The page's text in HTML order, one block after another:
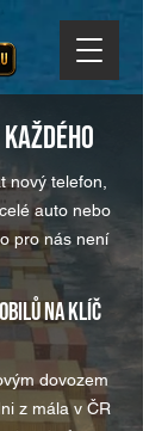
nový telefon,
auto nebo
pro nás není
dovozem
z mála v ČR
NA KLÍČ